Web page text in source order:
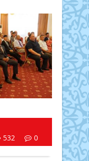
532 0